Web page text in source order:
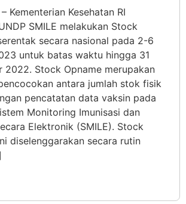
Kementerian Kesehatan RI
SMILE melakukan Stock
secara nasional pada 2-6
untuk batas waktu hingga 31
2022. Stock Opname merupakan
antara jumlah stok fisik
pencatatan data vaksin pada
Monitoring Imunisasi dan
Elektronik (SMILE). Stock
diselenggarakan secara rutin